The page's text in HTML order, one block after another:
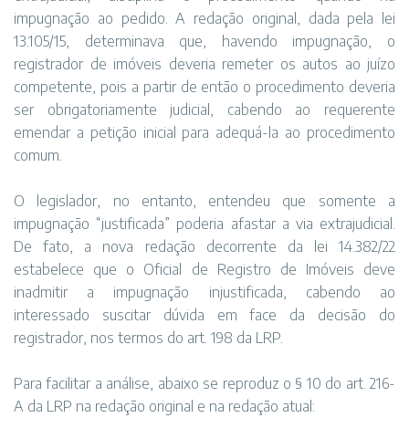
impugnação ao pedido. A redação original, dada pela lei
13.105/15, determinava que, havendo impugnação, o
registrador de imóveis deveria remeter os autos ao juízo
competente, pois a partir de então o procedimento deveria
ser obrigatoriamente judicial, cabendo ao requerente
emendar a petição inicial para adequá-la ao procedimento
comum.
O legislador, no entanto, entendeu que somente a
impugnação “justificada” poderia afastar a via extrajudicial.
De fato, a nova redação decorrente da lei 14.382/22
estabelece que o Oficial de Registro de Imóveis deve
inadmitir a impugnação injustificada, cabendo ao
interessado suscitar dúvida em face da decisão do
registrador, nos termos do art. 198 da LRP.
Para facilitar a análise, abaixo se reproduz o § 10 do art. 216-
A da LRP na redação original e na redação atual: